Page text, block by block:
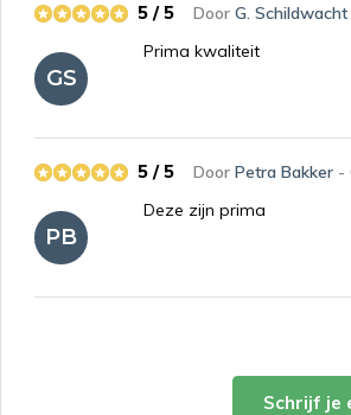
GS
DoorG. Schildwacht
5 / 5
Prima kwaliteit
PB
DoorPetra Bakker -
5 / 5
Deze zijn prima
Schrijf je